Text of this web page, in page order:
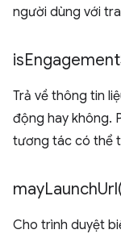
người dùng với
isEngagement
Trả về thông tin
động hay không.
tương tác có thể
mayLaunch
Cho trình duyệt